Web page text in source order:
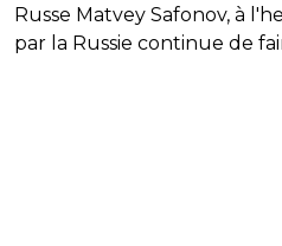
Russe Matvey Safonov, à
par la Russie continue de